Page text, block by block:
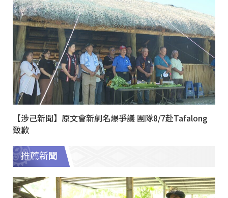
【涉己新聞】原文會新劇名爆爭議 團隊8/7赴Tafalong
致歉
推薦新聞